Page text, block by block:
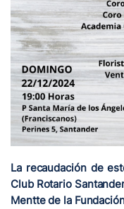
La recaudación de
Club Rotario
Mentte de la